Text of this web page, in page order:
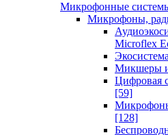
Микрофонные
Микрофоны,
Microflex
Микшеры и
Цифровая
[59]
[128]